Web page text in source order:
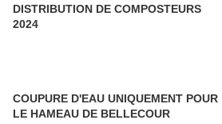
DISTRIBUTION DE COMPOSTEURS
2024
COUPURE D'EAU UNIQUEMENT POUR
LE HAMEAU DE BELLECOUR